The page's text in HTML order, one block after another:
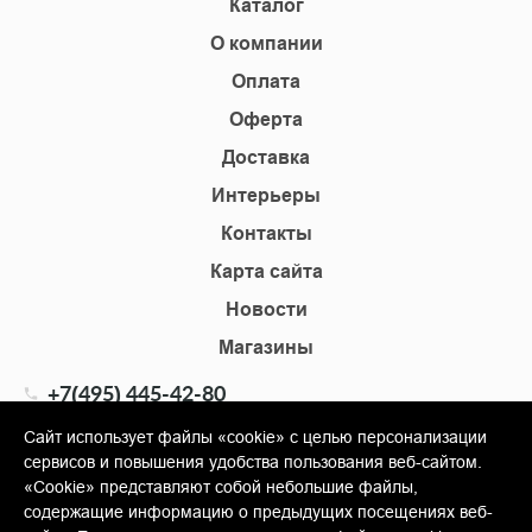
Каталог
О компании
Оплата
Оферта
Доставка
Интерьеры
Контакты
Карта сайта
Новости
Магазины
+7(495) 445-42-80
info@shopkm.ru
© Copyright 2013-2026 KERAMA MARAZZI, ООО «Гамма
Сайт использует файлы «cookie» с целью персонализации
сервисов и повышения удобства пользования веб-сайтом.
«Cookie» представляют собой небольшие файлы,
содержащие информацию о предыдущих посещениях веб-